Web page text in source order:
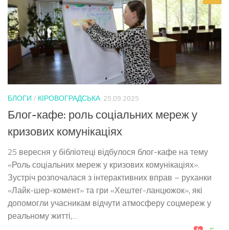
БЛОГИ / КІРОВОГРАДСЬКА 25.09.2025
Блог-кафе: роль соціальних мереж у
кризових комунікаціях
25 вересня у бібліотеці відбулося блог-кафе на тему
«Роль соціальних мереж у кризових комунікаціях».
Зустріч розпочалася з інтерактивних вправ – руханки
«Лайк-шер-комент» та гри «Хештег-ланцюжок», які
допомогли учасникам відчути атмосферу соцмереж у
реальному житті,...